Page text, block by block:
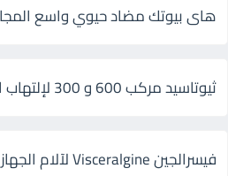
هاى بيوتك مضاد حيوي واسع
ثيوتاسيد مركب 600 و 300 لإلتهاب الأعصاب
فيسرالجين Visceralgine لآلام الجهاز الهضمى